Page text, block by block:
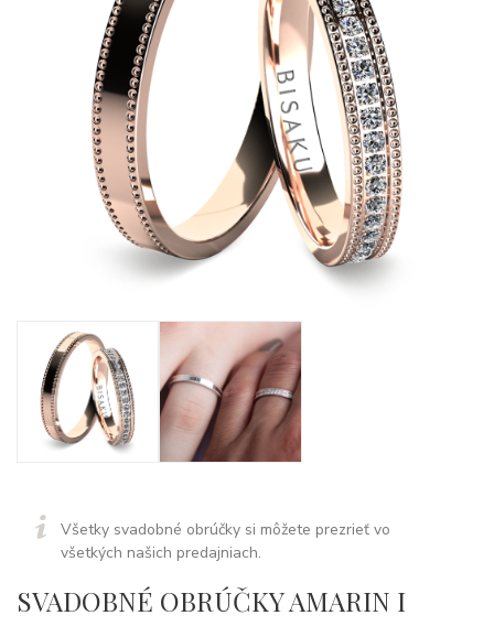
Všetky svadobné obrúčky si môžete prezrieť vo
všetkých našich predajniach.
SVADOBNÉ OBRÚČKY AMARIN I